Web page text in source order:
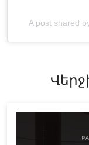
A post shared